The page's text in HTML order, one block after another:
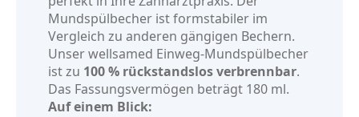
Mundspülbecher ist formstabiler im
Vergleich zu anderen gängigen Bechern.
Unser wellsamed Einweg-Mundspülbecher
ist zu 100 % rückstandslos verbrennbar.
Das Fassungsvermögen beträgt 180 ml.
Auf einem Blick: